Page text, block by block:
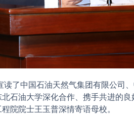
中国石油天然气集团有限公司、
石油大学深化合作、携手共进的
院院士王玉普深情寄语母校。